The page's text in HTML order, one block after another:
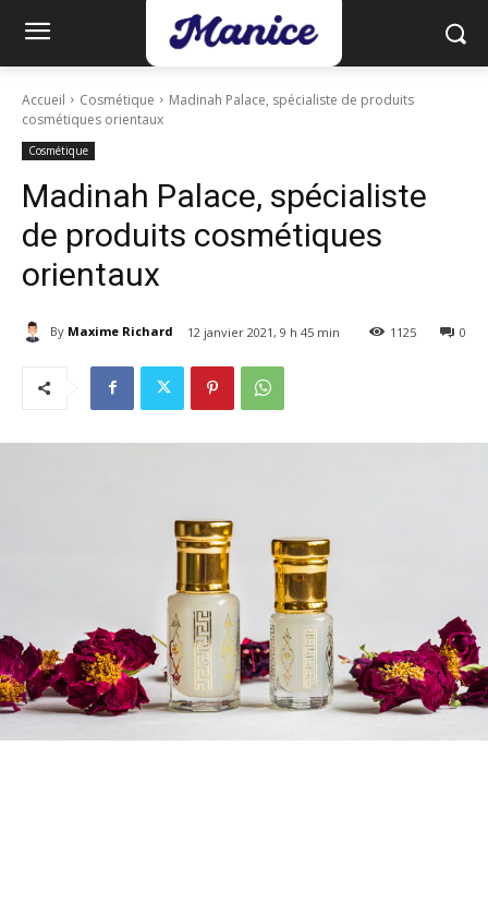
Accueil Cosmétique
Madinah Palace, spécialiste de produits
cosmétiques orientaux
Cosmétique
Madinah Palace, spécialiste
de produits cosmétiques
orientaux
By Maxime Richard 12 janvier 2021, 9 h 45 min 0
1125